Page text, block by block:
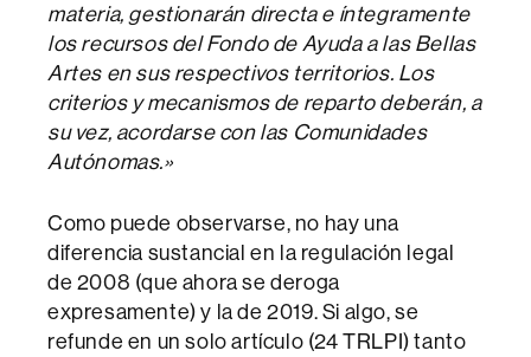
materia, gestionarán directa e íntegramente
los recursos del Fondo de Ayuda a las Bellas
Artes en sus respectivos territorios. Los
criterios y mecanismos de reparto deberán, a
su vez, acordarse con las Comunidades
Autónomas.»
Como puede observarse, no hay una
diferencia sustancial en la regulación legal
de 2008 (que ahora se deroga
expresamente) y la de 2019. Si algo, se
refunde en un solo artículo (24 TRLPI) tanto